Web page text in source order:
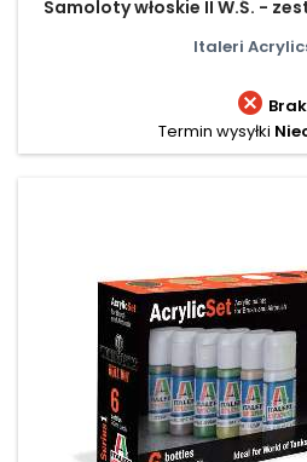
Samoloty włoskie II W.Ś. -
Italeri
 Brak
Termin wysyłki